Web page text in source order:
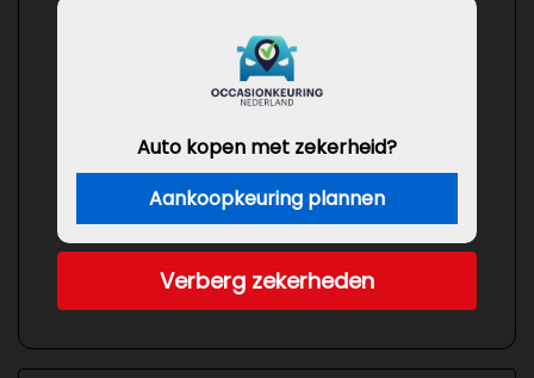
Auto kopen met zekerheid?
Aankoopkeuring plannen
Verberg zekerheden